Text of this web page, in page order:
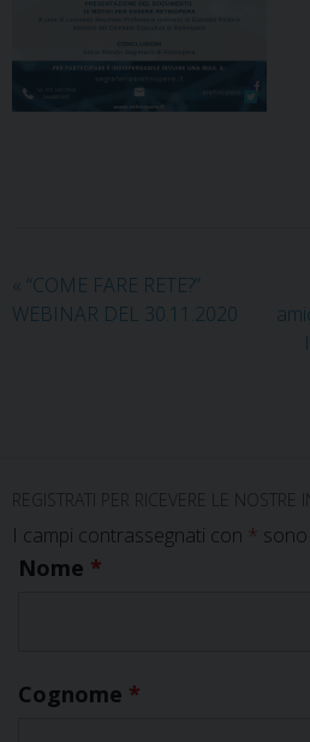
« “COME FARE RETE?”
WEBINAR DEL 30.11.2020
REGISTRATI PER RICEVERE LE NOSTRE
I campi contrassegnati con *
Nome *
Cognome *